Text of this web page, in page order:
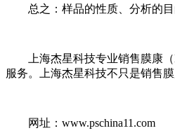
总之：样品的性质、分析的目
上海杰星科技专业销售膜康（
服务。上海杰星科技不只是销售
网址：www.pschina11.com